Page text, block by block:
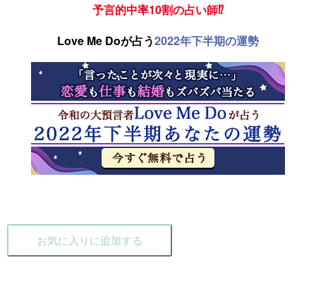
予言的中率10割の占い師⁉
Love Me Doが占う2022年下半期の運勢
お気に入りに追加する